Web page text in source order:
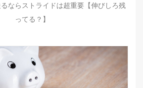
ならストライドは超重要【伸びしろ残
ってる？】